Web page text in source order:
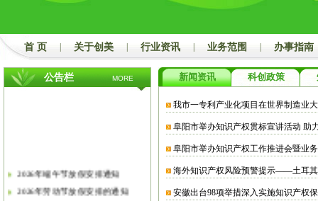
首 页 关于创美 行业资讯 业务范围 办事指南
公告栏 MORE
2026年端午节放假安排通知
2026年劳动节放假安排的通知
新闻资讯 科创政策
我市一专利产业化项目在世界制造业
阜阳市举办知识产权贯标宣讲活动 助
阜阳市举办知识产权工作推进会暨业
海外知识产权风险预警提示——土耳
安徽出台98项举措深入实施知识产权